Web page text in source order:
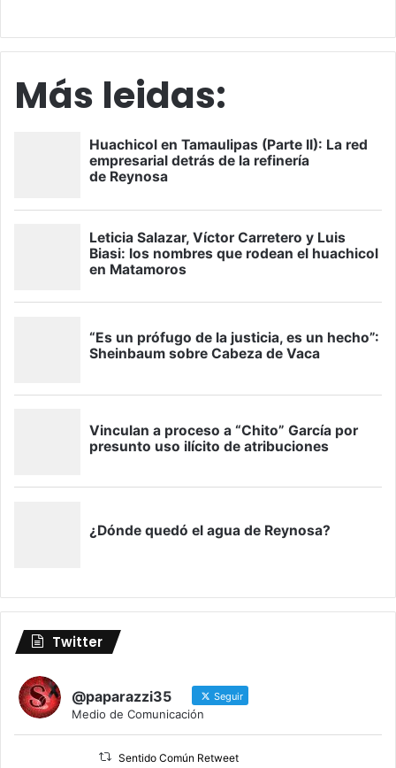
Más leidas:
Twitter
@paparazzi35 Seguir
Medio de Comunicación
Sentido Común Retweet